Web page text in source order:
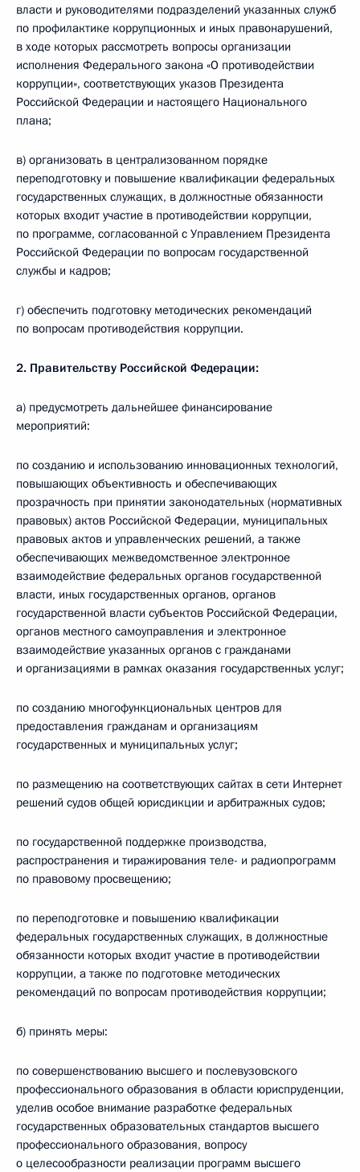
власти и руководителями подразделений указанных служб
по профилактике коррупционных и иных правонарушений,
в ходе которых рассмотреть вопросы организации
исполнения Федерального закона «О противодействии
коррупции», соответствующих указов Президента
Российской Федерации и настоящего Национального
плана;
в) организовать в централизованном порядке
переподготовку и повышение квалификации федеральных
государственных служащих, в должностные обязанности
которых входит участие в противодействии коррупции,
по программе, согласованной с Управлением Президента
Российской Федерации по вопросам государственной
службы и кадров;
г) обеспечить подготовку методических рекомендаций
по вопросам противодействия коррупции.
2. Правительству Российской Федерации:
а) предусмотреть дальнейшее финансирование
мероприятий:
по созданию и использованию инновационных технологий,
повышающих объективность и обеспечивающих
прозрачность при принятии законодательных (нормативных
правовых) актов Российской Федерации, муниципальных
правовых актов и управленческих решений, а также
обеспечивающих межведомственное электронное
взаимодействие федеральных органов государственной
власти, иных государственных органов, органов
государственной власти субъектов Российской Федерации,
органов местного самоуправления и электронное
взаимодействие указанных органов с гражданами
и организациями в рамках оказания государственных услуг;
по созданию многофункциональных центров для
предоставления гражданам и организациям
государственных и муниципальных услуг;
по размещению на соответствующих сайтах в сети Интернет
решений судов общей юрисдикции и арбитражных судов;
по государственной поддержке производства,
распространения и тиражирования теле- и радиопрограмм
по правовому просвещению;
по переподготовке и повышению квалификации
федеральных государственных служащих, в должностные
обязанности которых входит участие в противодействии
коррупции, а также по подготовке методических
рекомендаций по вопросам противодействия коррупции;
б) принять меры:
по совершенствованию высшего и послевузовского
профессионального образования в области юриспруденции,
уделив особое внимание разработке федеральных
государственных образовательных стандартов высшего
профессионального образования, вопросу
о целесообразности реализации программ высшего